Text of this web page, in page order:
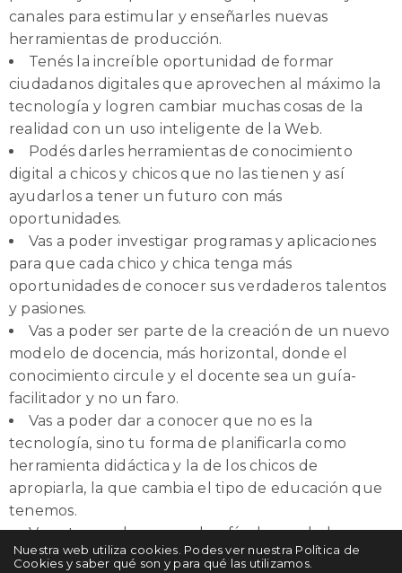
canales para estimular y enseñarles nuevas
herramientas de producción.
Tenés la increíble oportunidad de formar
ciudadanos digitales que aprovechen al máximo la
tecnología y logren cambiar muchas cosas de la
realidad con un uso inteligente de la Web.
Podés darles herramientas de conocimiento
digital a chicos y chicos que no las tienen y así
ayudarlos a tener un futuro con más
oportunidades.
Vas a poder investigar programas y aplicaciones
para que cada chico y chica tenga más
oportunidades de conocer sus verdaderos talentos
y pasiones.
Vas a poder ser parte de la creación de un nuevo
modelo de docencia, más horizontal, donde el
conocimiento circule y el docente sea un guía-
facilitador y no un faro.
Vas a poder dar a conocer que no es la
tecnología, sino tu forma de planificarla como
herramienta didáctica y la de los chicos de
apropiarla, la que cambia el tipo de educación que
tenemos.
Vas a tener el enorme desafío de ayudarlos a
comparar fuentes, analizar diversos contenidos y
Nuestra web utiliza cookies. Podes ver nuestra Política de
Cookies y saber qué son y para qué las utilizamos.